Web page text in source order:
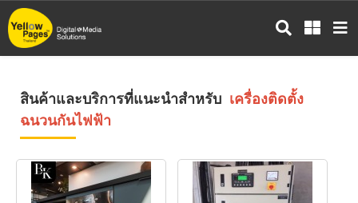
ข้าม
ไป
สินค้าและบริการที่แนะนำสำหรับ เครื่องติดตั้ง
ฉนวนกันไฟฟ้า